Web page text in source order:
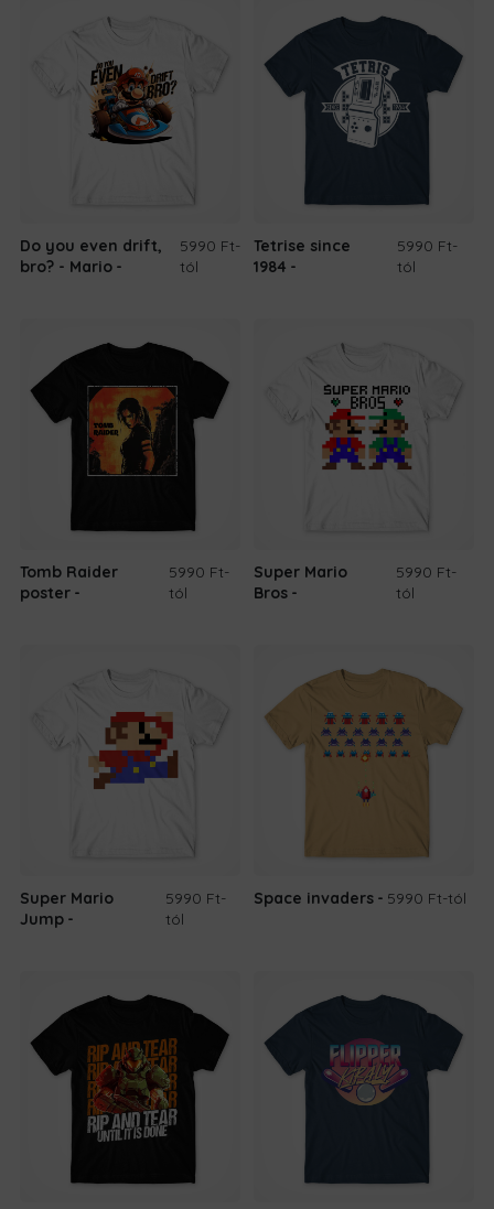
Do you even drift,
bro? - Mario
5990 Ft-
tól
Tetrise since
1984
5990 Ft-
tól
Tomb Raider
poster
5990 Ft-
tól
Super Mario
Bros
5990 Ft-
tól
Super Mario
Jump
5990 Ft-
tól
Space invaders 5990 Ft-tól